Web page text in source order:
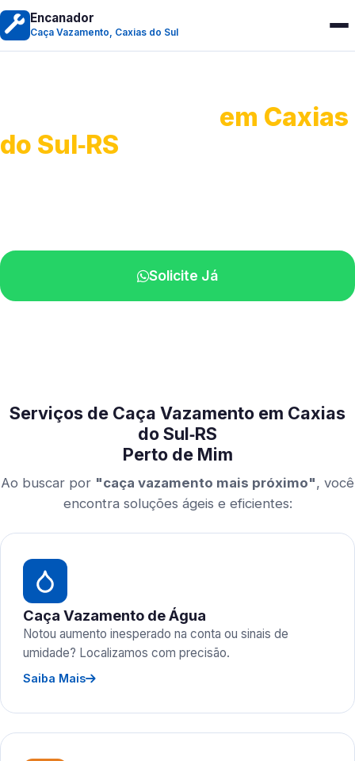
Encanador
Caça Vazamento, Caxias do Sul
em Caxias
do Sul‑RS
Solicite Já
Serviços de Caça Vazamento em Caxias
do Sul‑RS
Perto de Mim
Ao buscar por "caça vazamento mais próximo", você
encontra soluções ágeis e eficientes:
Caça Vazamento de Água
Notou aumento inesperado na conta ou sinais de
umidade? Localizamos com precisão.
Saiba Mais